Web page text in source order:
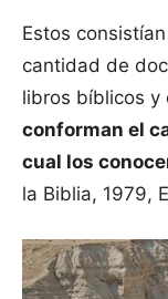
Estos
cantidad de
libros bíblicos y
conforman el
cual los
la Biblia, 1979,